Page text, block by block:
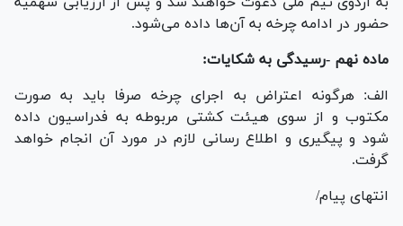
حضور در ادامه چرخه به آن‌ها داده می‌شود.
ماده نهم -رسیدگی به شکایات:
الف: هرگونه اعتراض به اجرای چرخه صرفا باید به صورت
مکتوب و از سوی هیئت کشتی مربوطه به فدراسیون داده
شود و پیگیری و اطلاع رسانی لازم در مورد آن انجام خواهد
گرفت.
انتهای پیام/